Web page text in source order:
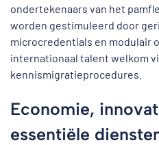
ondertekenaars van het
worden gestimuleerd door
microcredentials en modulair
internationaal talent welkom
kennismigratieprocedures.
Economie,
essentiële